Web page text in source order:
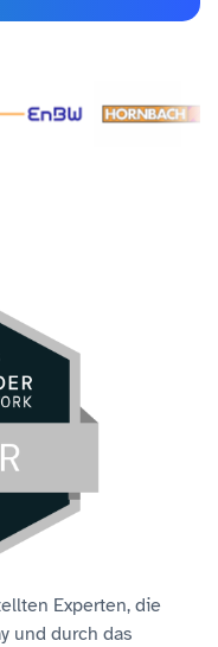
Experten, die
und durch das